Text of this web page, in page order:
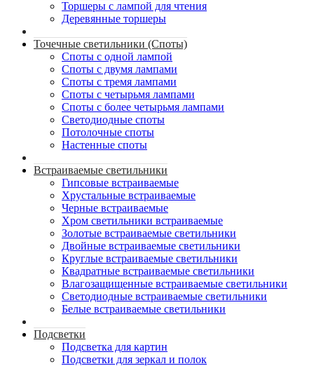
Торшеры с лампой для чтения
Деревянные торшеры
Точечные светильники (Споты)
Споты с одной лампой
Споты с двумя лампами
Споты с тремя лампами
Споты с четырьмя лампами
Споты с более четырьмя лампами
Светодиодные споты
Потолочные споты
Настенные споты
Встраиваемые светильники
Гипсовые встраиваемые
Хрустальные встраиваемые
Черные встраиваемые
Хром светильники встраиваемые
Золотые встраиваемые светильники
Двойные встраиваемые светильники
Круглые встраиваемые светильники
Квадратные встраиваемые светильники
Влагозащищенные встраиваемые светильники
Светодиодные встраиваемые светильники
Белые встраиваемые светильники
Подсветки
Подсветка для картин
Подсветки для зеркал и полок